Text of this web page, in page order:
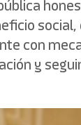
social,
con
y